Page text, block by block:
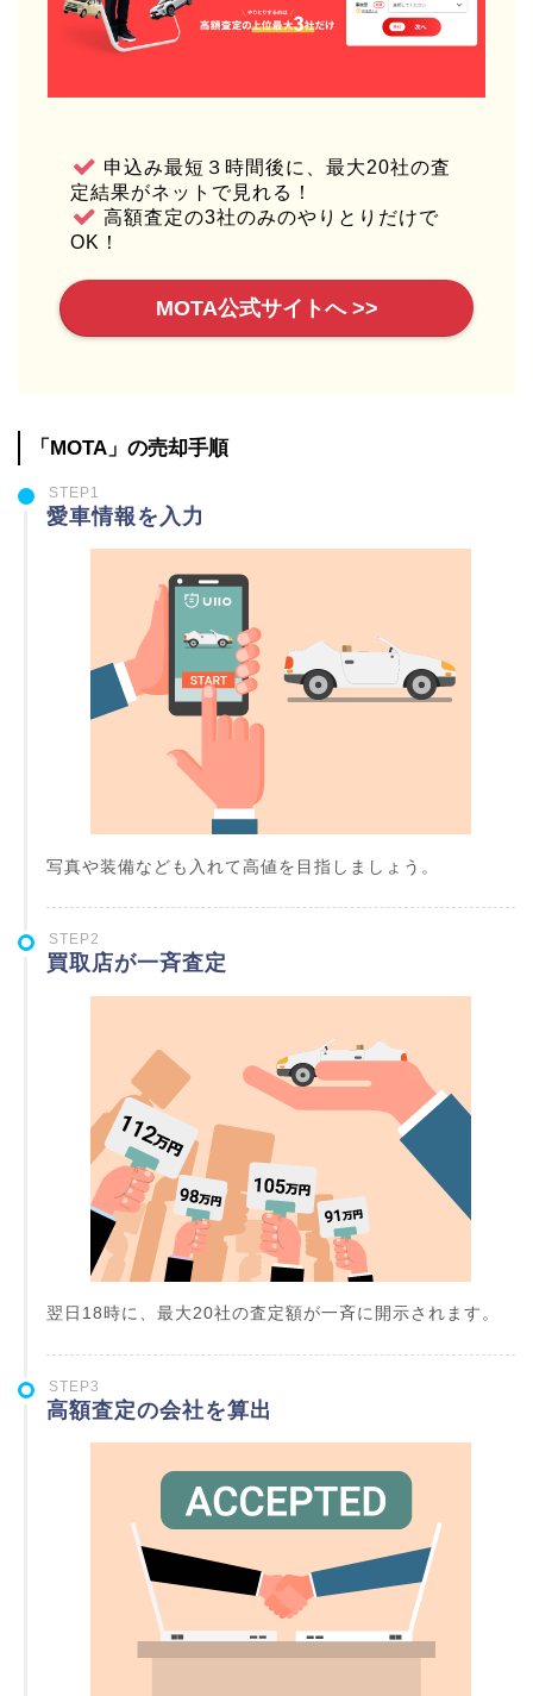
申込み最短３時間後に、最大20社の査
定結果がネットで見れる！
高額査定の3社のみのやりとりだけで
OK！
MOTA公式サイトへ >>
「MOTA」の売却手順
STEP1
愛車情報を入力
写真や装備なども入れて高値を目指しましょう。
STEP2
買取店が一斉査定
翌日18時に、最大20社の査定額が一斉に開示されます。
STEP3
高額査定の会社を算出